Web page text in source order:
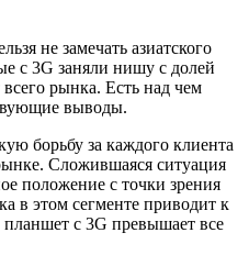
не замечать азиатского
с 3G заняли нишу с долей
рынка. Есть над чем
выводы.
борьбу за каждого клиента
Сложившаяся ситуация
положение с точки зрения
в этом сегменте приводит к
с 3G превышает все